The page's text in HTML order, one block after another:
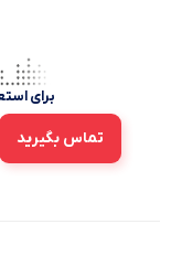
برای
تماس بگیرید